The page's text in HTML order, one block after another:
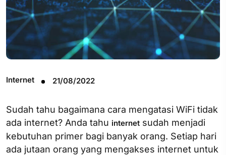
Internet 21/08/2022
Sudah tahu bagaimana cara mengatasi WiFi tidak
ada internet? Anda tahu internet sudah menjadi
kebutuhan primer bagi banyak orang. Setiap hari
ada jutaan orang yang mengakses internet untuk